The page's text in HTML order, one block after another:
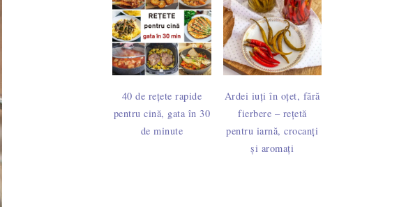
40 de rețete rapide
pentru cină, gata în 30
de minute
Ardei iuți în oțet, fără
fierbere – rețetă
pentru iarnă, crocanți
și aromați